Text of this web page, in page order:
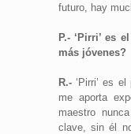
futuro, hay
P.- ‘Pirri’ es
más jóvenes?
R.- ‘Pirri’ es
me aporta
maestro
clave, sin él